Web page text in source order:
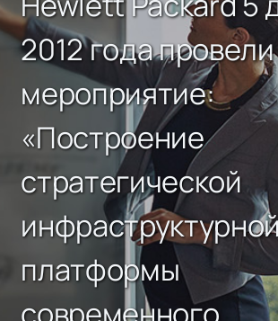
2012 года провели
мероприятие:
«Построение
стратегической
платформы